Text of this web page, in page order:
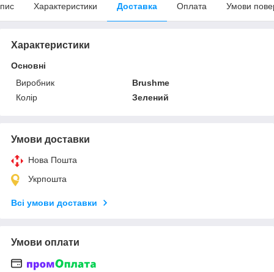
Характеристики Доставка Оплата Умови
Характеристики
Основні
Виробник
Brushme
Колір
Зелений
Умови доставки
Нова Пошта
Укрпошта
Всі умови доставки
Умови оплати